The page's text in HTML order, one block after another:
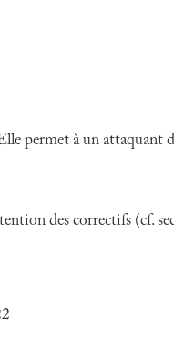
permet à un attaquant
des correctifs (cf.